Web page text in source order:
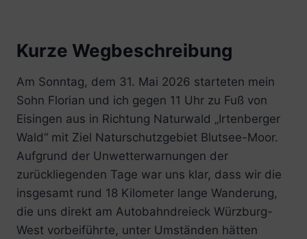
Kurze Wegbeschreibung
Am Sonntag, dem 31. Mai 2026 starteten mein
Sohn Florian und ich gegen 11 Uhr zu Fuß von
Eisingen aus in Richtung Naturwald „Irtenberger
Wald“ mit Ziel Naturschutzgebiet Blutsee-Moor.
Aufgrund der Unwetterwarnungen der
zurückliegenden Tage war uns klar, dass wir die
insgesamt rund 18 Kilometer lange Wanderung,
die uns direkt am Autobahndreieck Würzburg-
West vorbeiführte, unter Umständen hätten